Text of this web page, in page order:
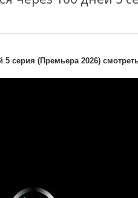
серия (Премьера 2026)